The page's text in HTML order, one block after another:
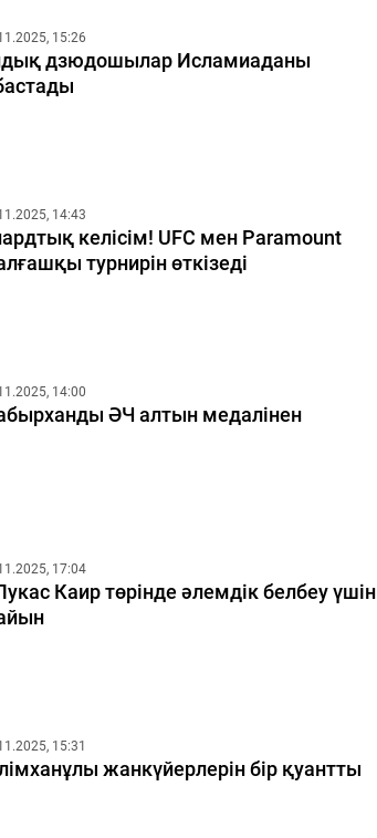
15:26
дзюдошылар Исламиаданы
14:43
келісім! UFC мен Paramount
турнирін өткізеді
14:00
ӘЧ алтын медалінен
17:04
Каир төрінде әлемдік белбеу үшін
15:31
жанкүйерлерін бір қуантты